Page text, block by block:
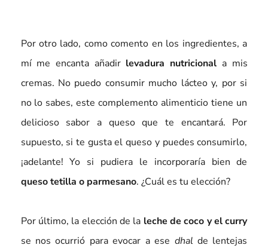
Por otro lado, como comento en los ingredientes, a
mí me encanta añadir levadura nutricional a mis
cremas. No puedo consumir mucho lácteo y, por si
no lo sabes, este complemento alimenticio tiene un
delicioso sabor a queso que te encantará. Por
supuesto, si te gusta el queso y puedes consumirlo,
¡adelante! Yo si pudiera le incorporaría bien de
queso tetilla o parmesano. ¿Cuál es tu elección?
Por último, la elección de la leche de coco y el curry
se nos ocurrió para evocar a ese dhal de lentejas